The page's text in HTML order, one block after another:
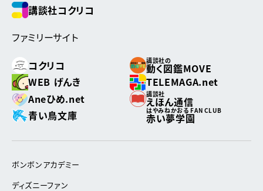
講談社コクリコ
ファミリーサイト
コクリコ
講談社の
動く図鑑MOVE
WEB げんき
TELEMAGA.net
Aneひめ.net
講談社
えほん通信
青い鳥文庫
はやみねかおる FAN CLUB
赤い夢学園
ボンボンアカデミー
ディズニーファン